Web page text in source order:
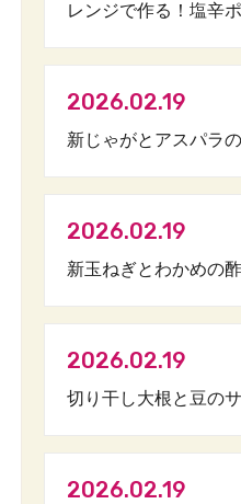
レンジで作る！塩辛
2026.02.19
新じゃがとアスパラ
2026.02.19
新玉ねぎとわかめの
2026.02.19
切り干し大根と豆の
2026.02.19